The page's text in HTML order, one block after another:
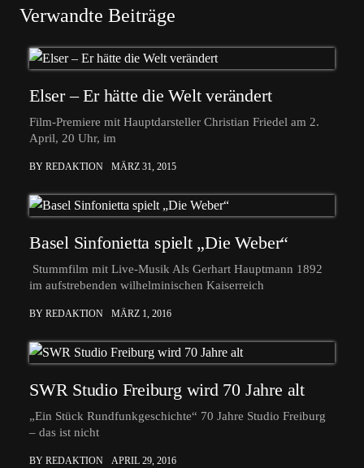
Verwandte Beiträge
Elser – Er hätte die Welt verändert
Film-Premiere mit Hauptdarsteller Christian Friedel am 2.
April, 20 Uhr, im
BY REDAKTION MÄRZ 31, 2015
Basel Sinfonietta spielt „Die Weber“
Stummfilm mit Live-Musik Als Gerhart Hauptmann 1892
im aufstrebenden wilhelminischen Kaiserreich
BY REDAKTION MÄRZ 1, 2016
SWR Studio Freiburg wird 70 Jahre alt
„Ein Stück Rundfunkgeschichte“ 70 Jahre Studio Freiburg
– das ist nicht
BY REDAKTION APRIL 29, 2016